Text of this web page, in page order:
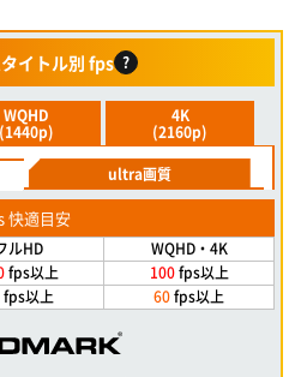
イトル別 fps ?
WQHD
(1440p)
4K
(2160p)
ultra画質
快適目安
ルHD
WQHD・4K
fps以上 100fps以上
fps以上 60fps以上